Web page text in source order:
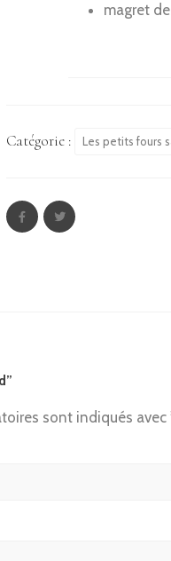
magret
Catégorie : Les petits fours
sont indiqués avec